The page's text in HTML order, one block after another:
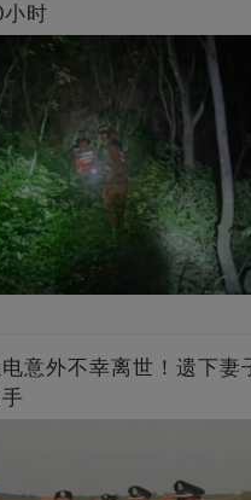
时
意外不幸离世！遗下妻